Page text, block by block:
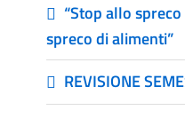
“Stop allo
spreco di alimenti”
REVISIONE